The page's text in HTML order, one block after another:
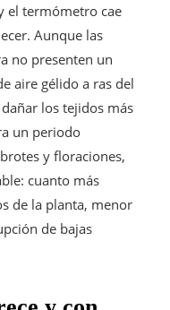
el termómetro cae
Aunque las
no presenten un
aire gélido a ras del
los tejidos más
un periodo
y floraciones,
cuanto más
de la planta, menor
de bajas